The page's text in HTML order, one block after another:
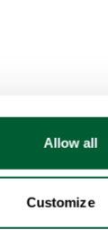
Allow all
Customize